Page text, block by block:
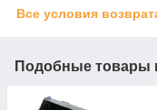
Все условия
Подобные товары